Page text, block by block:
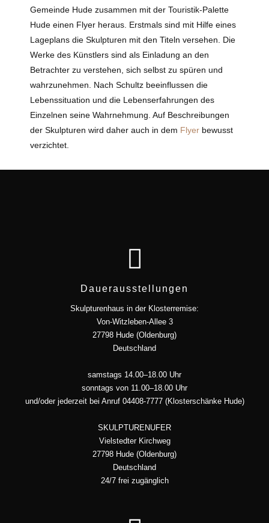
Gemeinde Hude zusammen mit der Touristik-Palette
Hude einen Flyer heraus. Erstmals sind mit Hilfe eines
Lageplans die Skulpturen mit den Titeln versehen. Die
Werke des Künstlers sind als Einladung an den
Betrachter zu verstehen, sich selbst zu spüren und
wahrzunehmen. Nach Schultz beeinflussen die
Lebenssituation und die Lebenserfahrungen des
Einzelnen seine Wahrnehmung. Auf Beschreibungen
der Skulpturen wird daher auch in dem Flyer bewusst
verzichtet.
Dauerausstellungen
Skulpturenhaus in der Klosterremise:
Von-Witzleben-Allee 3
27798 Hude (Oldenburg)
Deutschland
samstags 14.00–18.00 Uhr
sonntags von 11.00–18.00 Uhr
und/oder jederzeit bei Anruf 04408-7777 (Klosterschänke Hude)
SKULPTURENUFER
Vielstedter Kirchweg
27798 Hude (Oldenburg)
Deutschland
24/7 frei zugänglich